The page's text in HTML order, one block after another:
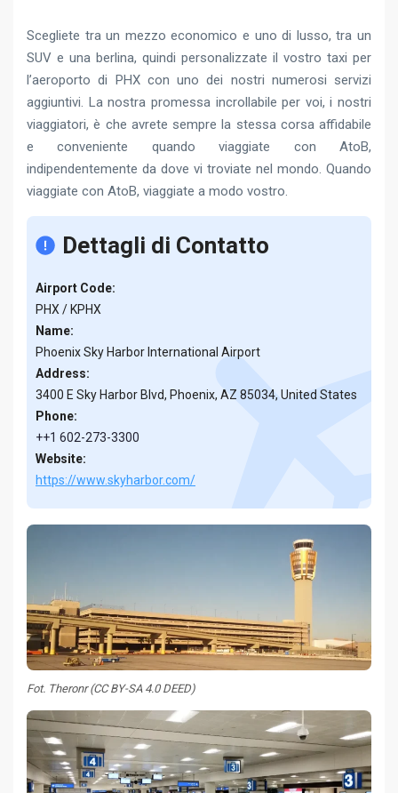
Scegliete tra un mezzo economico e uno di lusso, tra un
SUV e una berlina, quindi personalizzate il vostro taxi per
l’aeroporto di PHX con uno dei nostri numerosi servizi
aggiuntivi. La nostra promessa incrollabile per voi, i nostri
viaggiatori, è che avrete sempre la stessa corsa affidabile
e conveniente quando viaggiate con AtoB,
indipendentemente da dove vi troviate nel mondo. Quando
viaggiate con AtoB, viaggiate a modo vostro.
Dettagli di Contatto
Airport Code:
PHX / KPHX
Name:
Phoenix Sky Harbor International Airport
Address:
3400 E Sky Harbor Blvd, Phoenix, AZ 85034, United States
Phone:
++1 602-273-3300
Website:
https://www.skyharbor.com/
Fot. Theronr (CC BY-SA 4.0 DEED)